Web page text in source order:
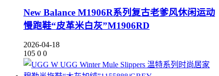
New Balance M1906R系列复古老爹风休闲运动
慢跑鞋“皮革米白灰”M1906RD
2026-04-18
105 0 0